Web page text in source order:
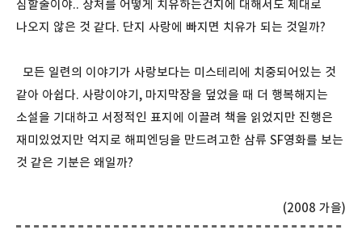
심할줄이야.. 상처를 어떻게 치유하는건지에 대해서도 제대로
나오지 않은 것 같다. 단지 사랑에 빠지면 치유가 되는 것일까?
모든 일련의 이야기가 사랑보다는 미스테리에 치중되어있는 것
같아 아쉽다. 사랑이야기, 마지막장을 덮었을 때 더 행복해지는
소설을 기대하고 서정적인 표지에 이끌려 책을 읽었지만 진행은
재미있었지만 억지로 해피엔딩을 만드려고한 삼류 SF영화를 보는
것 같은 기분은 왜일까?
(2008 가을)